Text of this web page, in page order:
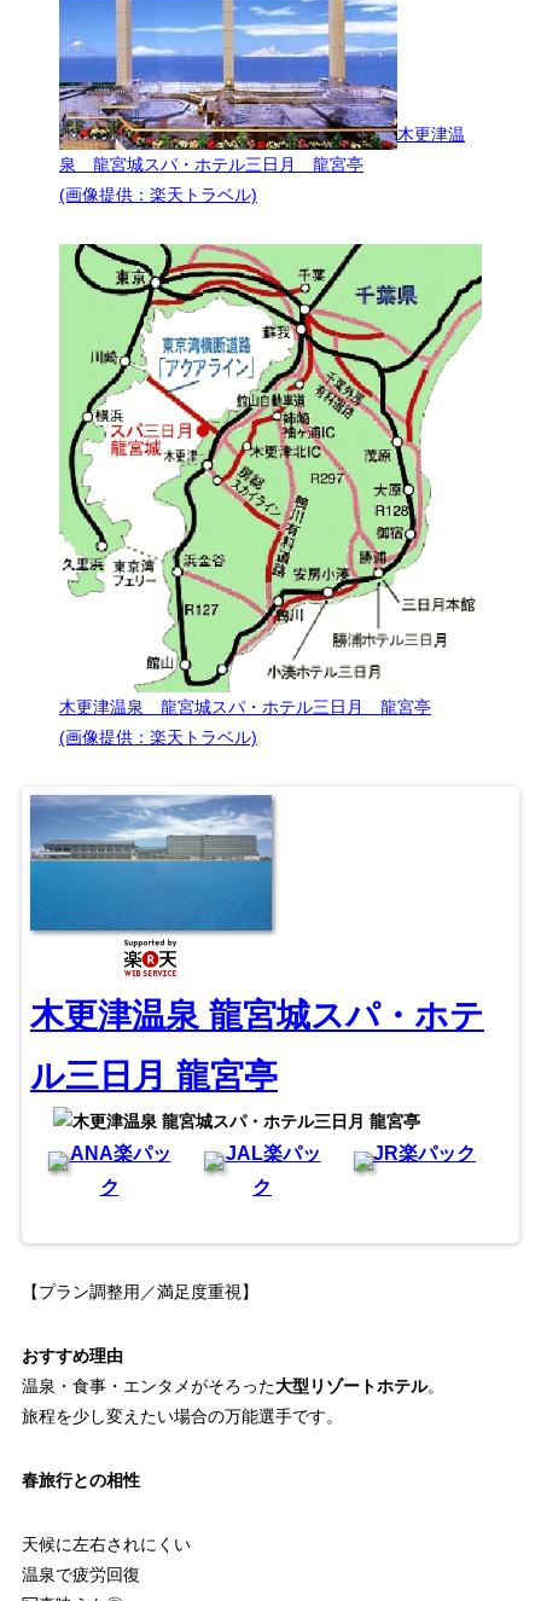
木更津温
泉 龍宮城スパ・ホテル三日月 龍宮亭
(画像提供：楽天トラベル)
木更津温泉 龍宮城スパ・ホテル三日月 龍宮亭
(画像提供：楽天トラベル)
木更津温泉 龍宮城スパ・ホテ
ル三日月 龍宮亭
ANA楽パッ
ク
JAL楽パッ
ク
JR楽パック
【プラン調整用／満足度重視】
おすすめ理由
温泉・食事・エンタメがそろった大型リゾートホテル。
旅程を少し変えたい場合の万能選手です。
春旅行との相性
天候に左右されにくい
温泉で疲労回復